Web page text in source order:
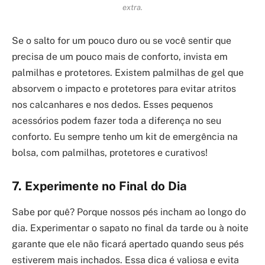
extra.
Se o salto for um pouco duro ou se você sentir que
precisa de um pouco mais de conforto, invista em
palmilhas e protetores. Existem palmilhas de gel que
absorvem o impacto e protetores para evitar atritos
nos calcanhares e nos dedos. Esses pequenos
acessórios podem fazer toda a diferença no seu
conforto. Eu sempre tenho um kit de emergência na
bolsa, com palmilhas, protetores e curativos!
7. Experimente no Final do Dia
Sabe por quê? Porque nossos pés incham ao longo do
dia. Experimentar o sapato no final da tarde ou à noite
garante que ele não ficará apertado quando seus pés
estiverem mais inchados. Essa dica é valiosa e evita